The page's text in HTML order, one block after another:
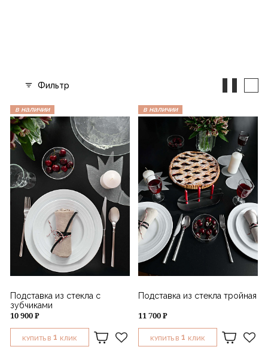
Фильтр
в наличии
Подставка из стекла с
зубчиками
10 900 ₽
КУПИТЬ В 1 КЛИК
в наличии
Подставка из стекла тройная
11 700 ₽
КУПИТЬ В 1 КЛИК